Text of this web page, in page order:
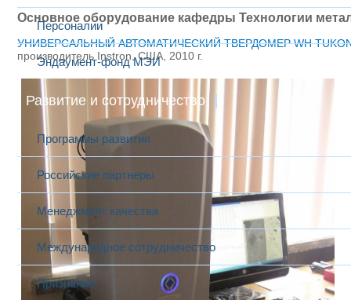
Персоналии
Эндаумент-фонд МЭИ
Развитие и сотрудничество
Программы развития
Российские партнеры
Менеджмент качества
Международное сотрудничество
Признание
Основное оборудование кафедры Технологии
УНИВЕРСАЛЬНЫЙ АВТОМАТИЧЕСКИЙ ТВЕРДОМЕР WH
производитель Instron, США, 2010 г.